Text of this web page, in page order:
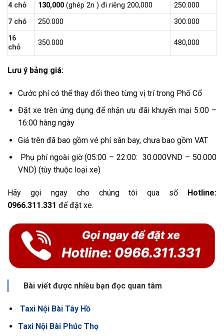
4 chỗ
130,000 (ghép 2n ) đi riêng 200,000
250.000
7 chỗ
250.000
300.000
16
chỗ
350.000 480,000
Lưu ý bảng giá:
Cước phí có thể thay đổi theo từng vị trí trong Phố Cổ
Đặt xe trên ứng dụng để nhận ưu đãi khuyến mại 5:00 –
16:00 hàng ngày
Giá trên đã bao gồm vé phí sân bay, chưa bao gồm VAT
Phụ phí ngoài giờ (05:00 – 22:00: 30.000VND – 50.000
VND) (tùy thuộc loại xe)
Hãy gọi ngay cho chúng tôi qua số
Hotline:
0966.311.331 để đặt xe.
Bài viết được nhiều bạn đọc quan tâm
Taxi Nội Bài Tây Hồ
Taxi Nội Bài Phúc Thọ